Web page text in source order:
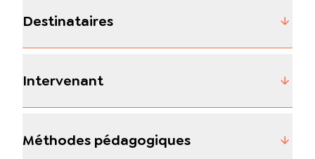
Destinataires
Intervenant
Méthodes pédagogiques